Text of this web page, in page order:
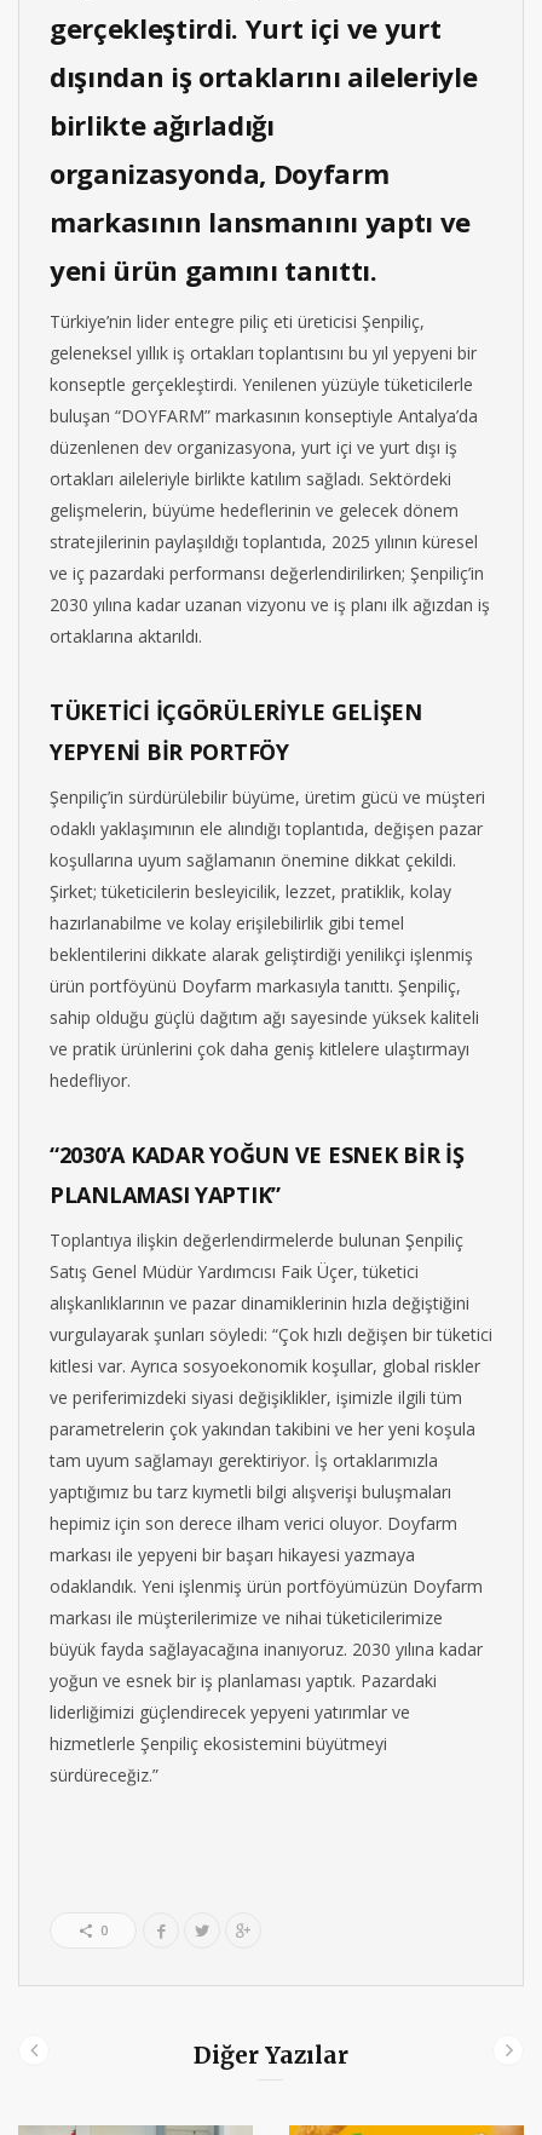
gerçekleştirdi. Yurt içi ve yurt
dışından iş ortaklarını aileleriyle
birlikte ağırladığı
organizasyonda, Doyfarm
markasının lansmanını yaptı ve
yeni ürün gamını tanıttı.
Türkiye’nin lider entegre piliç eti üreticisi Şenpiliç,
geleneksel yıllık iş ortakları toplantısını bu yıl yepyeni bir
konseptle gerçekleştirdi. Yenilenen yüzüyle tüketicilerle
buluşan “DOYFARM” markasının konseptiyle Antalya’da
düzenlenen dev organizasyona, yurt içi ve yurt dışı iş
ortakları aileleriyle birlikte katılım sağladı. Sektördeki
gelişmelerin, büyüme hedeflerinin ve gelecek dönem
stratejilerinin paylaşıldığı toplantıda, 2025 yılının küresel
ve iç pazardaki performansı değerlendirilirken; Şenpiliç’in
2030 yılına kadar uzanan vizyonu ve iş planı ilk ağızdan iş
ortaklarına aktarıldı.
TÜKETİCİ İÇGÖRÜLERİYLE GELİŞEN
YEPYENİ BİR PORTFÖY
Şenpiliç’in sürdürülebilir büyüme, üretim gücü ve müşteri
odaklı yaklaşımının ele alındığı toplantıda, değişen pazar
koşullarına uyum sağlamanın önemine dikkat çekildi.
Şirket; tüketicilerin besleyicilik, lezzet, pratiklik, kolay
hazırlanabilme ve kolay erişilebilirlik gibi temel
beklentilerini dikkate alarak geliştirdiği yenilikçi işlenmiş
ürün portföyünü Doyfarm markasıyla tanıttı. Şenpiliç,
sahip olduğu güçlü dağıtım ağı sayesinde yüksek kaliteli
ve pratik ürünlerini çok daha geniş kitlelere ulaştırmayı
hedefliyor.
“2030’A KADAR YOĞUN VE ESNEK BİR İŞ
PLANLAMASI YAPTIK”
Toplantıya ilişkin değerlendirmelerde bulunan Şenpiliç
Satış Genel Müdür Yardımcısı Faik Üçer, tüketici
alışkanlıklarının ve pazar dinamiklerinin hızla değiştiğini
vurgulayarak şunları söyledi: “Çok hızlı değişen bir tüketici
kitlesi var. Ayrıca sosyoekonomik koşullar, global riskler
ve periferimizdeki siyasi değişiklikler, işimizle ilgili tüm
parametrelerin çok yakından takibini ve her yeni koşula
tam uyum sağlamayı gerektiriyor. İş ortaklarımızla
yaptığımız bu tarz kıymetli bilgi alışverişi buluşmaları
hepimiz için son derece ilham verici oluyor. Doyfarm
markası ile yepyeni bir başarı hikayesi yazmaya
odaklandık. Yeni işlenmiş ürün portföyümüzün Doyfarm
markası ile müşterilerimize ve nihai tüketicilerimize
büyük fayda sağlayacağına inanıyoruz. 2030 yılına kadar
yoğun ve esnek bir iş planlaması yaptık. Pazardaki
liderliğimizi güçlendirecek yepyeni yatırımlar ve
hizmetlerle Şenpiliç ekosistemini büyütmeyi
sürdüreceğiz.”
0
Diğer Yazılar